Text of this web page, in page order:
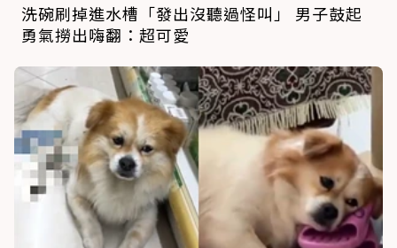
洗碗刷掉進水槽「發出沒聽過怪叫」 男子鼓起
勇氣撈出嗨翻：超可愛